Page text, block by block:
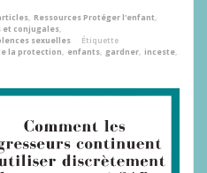
, Ressources Protéger l'enfant,
conjugales,
sexuelles
Étiquette
la protection, enfants, gardner, inceste,